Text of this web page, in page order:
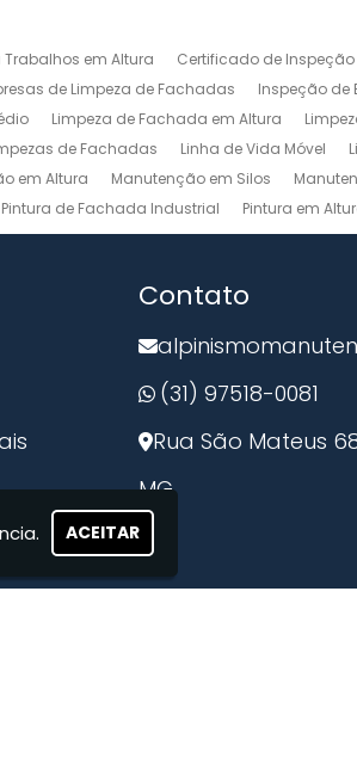
em Altura Certificado de Inspeção
de Limpeza de Fachadas Inspeção de
Limpeza de Fachada em Altura
de Fachadas Linha de Vida Móvel
em Altura Manutenção em Silos
Pintura de Fachada Industrial Pintura em
de Inspeção Predial Serviço de Limpeza
Contato
(31) 97518-0081
Rua São Mateus
MG
ACEITAR